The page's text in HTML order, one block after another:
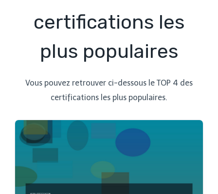
certifications les
plus populaires
Vous pouvez retrouver ci-dessous le TOP 4 des
certifications les plus populaires.